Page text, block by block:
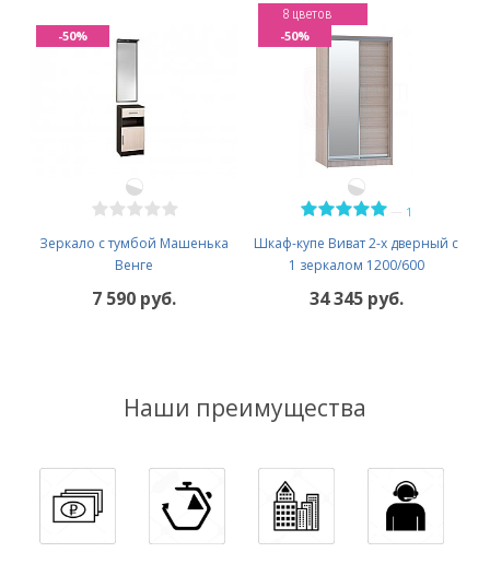
Зеркало с тумбой Машенька
Венге
7 590 руб.
-50%
1
Шкаф-купе Виват 2-х дверный с
1 зеркалом 1200/600
8 цветов
34 345 руб.
-50%
Наши преимущества